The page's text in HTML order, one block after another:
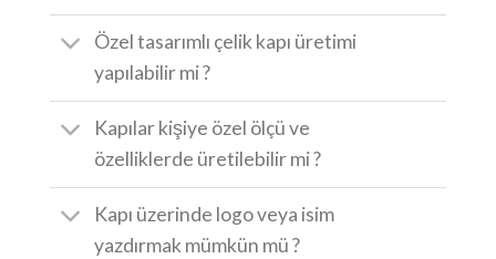
Özel tasarımlı çelik kapı üretimi
yapılabilir mi ?
Kapılar kişiye özel ölçü ve
özelliklerde üretilebilir mi ?
Kapı üzerinde logo veya isim
yazdırmak mümkün mü ?